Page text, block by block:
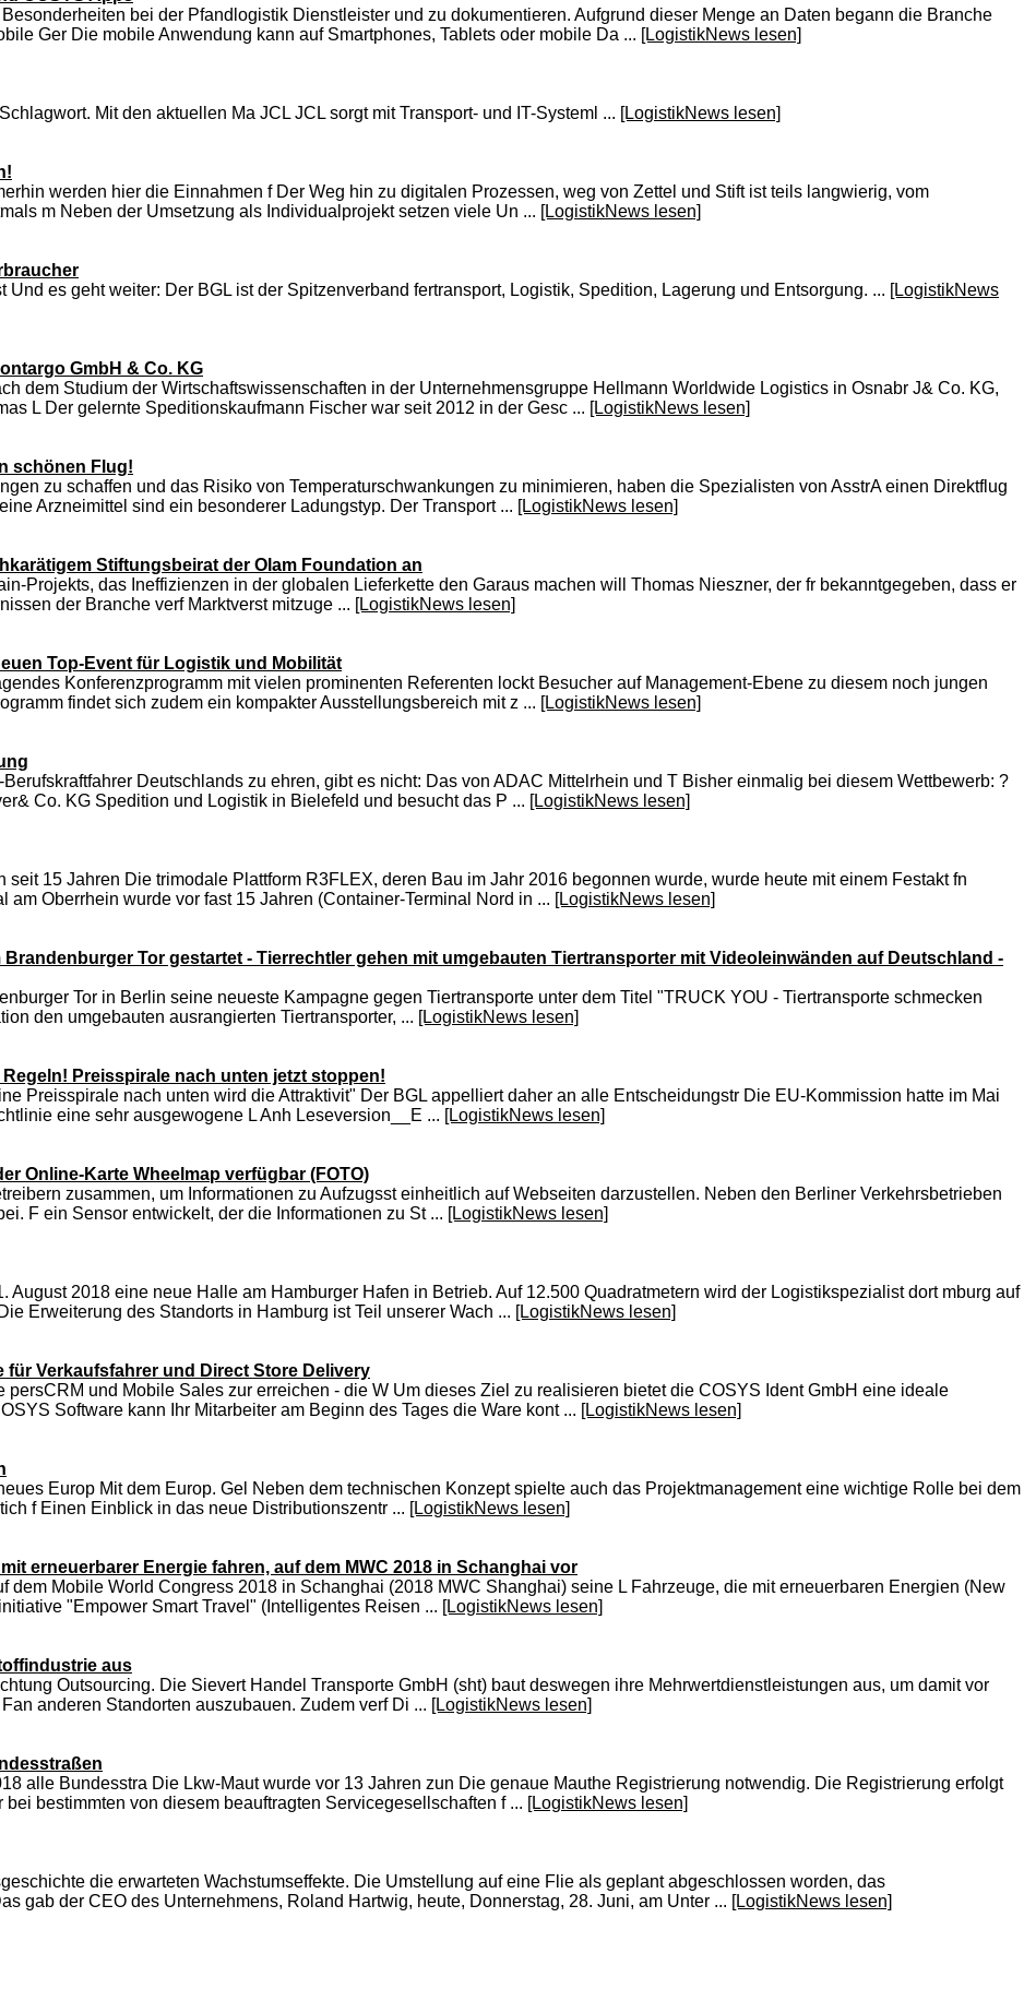
bei der Pfandlogistik Dienstleister und zu dokumentieren. Aufgrund dieser Menge an Daten begann die Branche
Ger Die mobile Anwendung kann auf Smartphones, Tablets oder mobile Da ... [LogistikNews lesen]
Mit den aktuellen Ma JCL JCL sorgt mit Transport- und IT-Systeml ... [LogistikNews lesen]
werden hier die Einnahmen f Der Weg hin zu digitalen Prozessen, weg von Zettel und Stift ist teils langwierig, vom
m Neben der Umsetzung als Individualprojekt setzen viele Un ... [LogistikNews lesen]
es geht weiter: Der BGL ist der Spitzenverband fertransport, Logistik, Spedition, Lagerung und Entsorgung. ... [LogistikNews
GmbH & Co. KG
dem Studium der Wirtschaftswissenschaften in der Unternehmensgruppe Hellmann Worldwide Logistics in Osnabr J& Co. KG,
L Der gelernte Speditionskaufmann Fischer war seit 2012 in der Gesc ... [LogistikNews lesen]
schönen Flug!
zu schaffen und das Risiko von Temperaturschwankungen zu minimieren, haben die Spezialisten von AsstrA einen Direktflug
Arzneimittel sind ein besonderer Ladungstyp. Der Transport ... [LogistikNews lesen]
Stiftungsbeirat der Olam Foundation an
Projekts, das Ineffizienzen in der globalen Lieferkette den Garaus machen will Thomas Nieszner, der fr bekanntgegeben, dass er
der Branche verf Marktverst mitzuge ... [LogistikNews lesen]
Top-Event für Logistik und Mobilität
Konferenzprogramm mit vielen prominenten Referenten lockt Besucher auf Management-Ebene zu diesem noch jungen
findet sich zudem ein kompakter Ausstellungsbereich mit z ... [LogistikNews lesen]
Deutschlands zu ehren, gibt es nicht: Das von ADAC Mittelrhein und T Bisher einmalig bei diesem Wettbewerb: ?
Co. KG Spedition und Logistik in Bielefeld und besucht das P ... [LogistikNews lesen]
15 Jahren Die trimodale Plattform R3FLEX, deren Bau im Jahr 2016 begonnen wurde, wurde heute mit einem Festakt fn
Oberrhein wurde vor fast 15 Jahren (Container-Terminal Nord in ... [LogistikNews lesen]
Tor gestartet - Tierrechtler gehen mit umgebauten Tiertransporter mit Videoleinwänden auf Deutschland -
Tor in Berlin seine neueste Kampagne gegen Tiertransporte unter dem Titel "TRUCK YOU - Tiertransporte schmecken
den umgebauten ausrangierten Tiertransporter, ... [LogistikNews lesen]
Preisspirale nach unten jetzt stoppen!
Preisspirale nach unten wird die Attraktivit" Der BGL appelliert daher an alle Entscheidungstr Die EU-Kommission hatte im Mai
eine sehr ausgewogene L Anh Leseversion__E ... [LogistikNews lesen]
Online-Karte Wheelmap verfügbar (FOTO)
zusammen, um Informationen zu Aufzugsst einheitlich auf Webseiten darzustellen. Neben den Berliner Verkehrsbetrieben
F ein Sensor entwickelt, der die Informationen zu St ... [LogistikNews lesen]
2018 eine neue Halle am Hamburger Hafen in Betrieb. Auf 12.500 Quadratmetern wird der Logistikspezialist dort mburg auf
Erweiterung des Standorts in Hamburg ist Teil unserer Wach ... [LogistikNews lesen]
Verkaufsfahrer und Direct Store Delivery
und Mobile Sales zur erreichen - die W Um dieses Ziel zu realisieren bietet die COSYS Ident GmbH eine ideale
Software kann Ihr Mitarbeiter am Beginn des Tages die Ware kont ... [LogistikNews lesen]
Europ Mit dem Europ. Gel Neben dem technischen Konzept spielte auch das Projektmanagement eine wichtige Rolle bei dem
f Einen Einblick in das neue Distributionszentr ... [LogistikNews lesen]
erneuerbarer Energie fahren, auf dem MWC 2018 in Schanghai vor
dem Mobile World Congress 2018 in Schanghai (2018 MWC Shanghai) seine L Fahrzeuge, die mit erneuerbaren Energien (New
"Empower Smart Travel" (Intelligentes Reisen ... [LogistikNews lesen]
aus
Outsourcing. Die Sievert Handel Transporte GmbH (sht) baut deswegen ihre Mehrwertdienstleistungen aus, um damit vor
anderen Standorten auszubauen. Zudem verf Di ... [LogistikNews lesen]
alle Bundesstra Die Lkw-Maut wurde vor 13 Jahren zun Die genaue Mauthe Registrierung notwendig. Die Registrierung erfolgt
bestimmten von diesem beauftragten Servicegesellschaften f ... [LogistikNews lesen]
die erwarteten Wachstumseffekte. Die Umstellung auf eine Flie als geplant abgeschlossen worden, das
gab der CEO des Unternehmens, Roland Hartwig, heute, Donnerstag, 28. Juni, am Unter ... [LogistikNews lesen]